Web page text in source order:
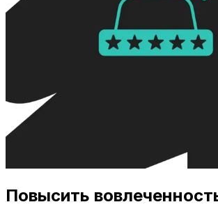
Повысить